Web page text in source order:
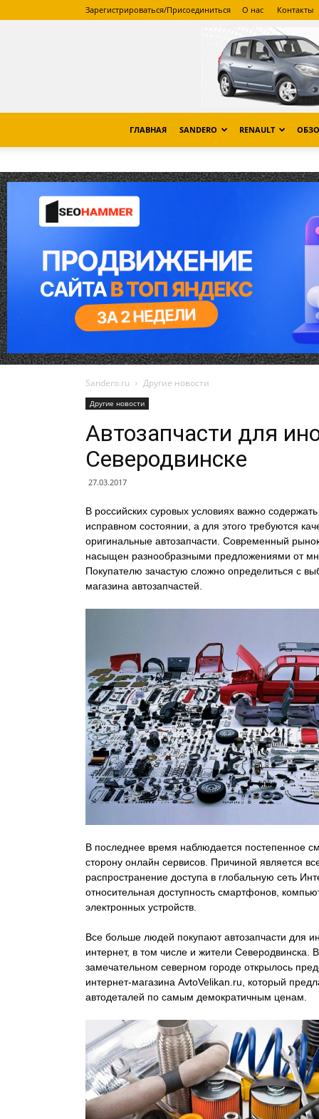
Зарегистрироваться/Присоединиться О нас Контакты
ГЛАВНАЯ SANDERO RENAULT
Sandero.ru Другие новости
Другие новости
Автозапчасти для
Северодвинске
27.03.2017
В российских суровых условиях важно
исправном состоянии, а для этого требуются
оригинальные автозапчасти. Современный
насыщен разнообразными предложениями от
Покупателю зачастую сложно определиться с
магазина автозапчастей.
В последнее время наблюдается постепенное
сторону онлайн сервисов. Причиной является
распространение доступа в глобальную сеть
относительная доступность смартфонов,
электронных устройств.
Все больше людей покупают автозапчасти для
интернет, в том числе и жители Северодвинска.
замечательном северном городе открылось
интернет-магазина AvtoVelikan.ru, который
автодеталей по самым демократичным ценам.